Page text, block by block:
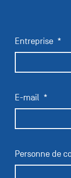
Entreprise
E-mail
Personne de